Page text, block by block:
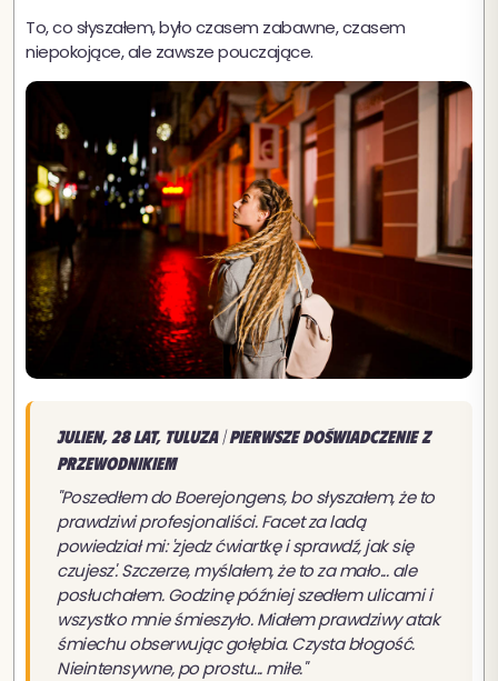
To, co słyszałem, było czasem zabawne, czasem
niepokojące, ale zawsze pouczające.
Julien, 28 lat, Tuluza | Pierwsze doświadczenie z
przewodnikiem
"Poszedłem do Boerejongens, bo słyszałem, że to
prawdziwi profesjonaliści. Facet za ladą
powiedział mi: 'zjedz ćwiartkę i sprawdź, jak się
czujesz'. Szczerze, myślałem, że to za mało... ale
posłuchałem. Godzinę później szedłem ulicami i
wszystko mnie śmieszyło. Miałem prawdziwy atak
śmiechu obserwując gołębia. Czysta błogość.
Nieintensywne, po prostu... miłe."